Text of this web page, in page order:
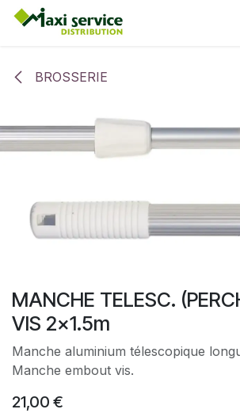
Se rendre au contenu
BROSSERIE
MANCHE TELESC.
VIS 2x1.5m
Manche aluminium télescopique
Manche embout vis.
21,00 €